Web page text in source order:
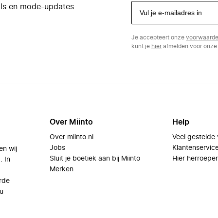
en mode-updates
Je accepteert onze
kunt je hierafmelden voor onze
wij
In
Over Miinto
Over miinto.nl
Jobs
Sluit je boetiek aan bij Miinto
Merken
Help
Veel gestelde
Hier